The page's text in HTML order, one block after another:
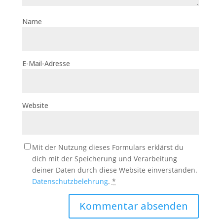
Name
E-Mail-Adresse
Website
Mit der Nutzung dieses Formulars erklärst du
dich mit der Speicherung und Verarbeitung
deiner Daten durch diese Website einverstanden.
Datenschutzbelehrung. *